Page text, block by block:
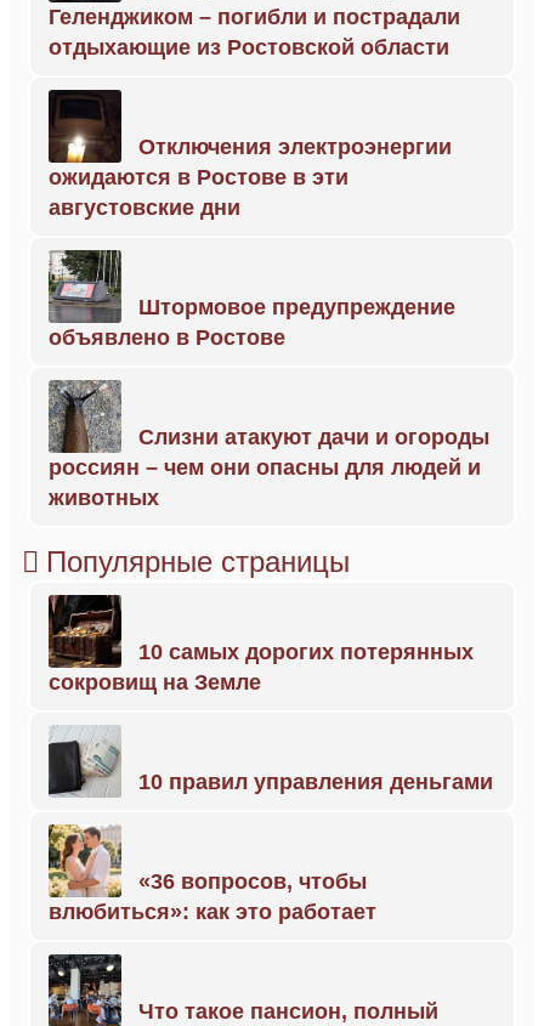
Геленджиком – погибли и пострадали
отдыхающие из Ростовской области
Отключения электроэнергии
ожидаются в Ростове в эти
августовские дни
Штормовое предупреждение
объявлено в Ростове
Слизни атакуют дачи и огороды
россиян – чем они опасны для людей и
животных
Популярные страницы
10 самых дорогих потерянных
сокровищ на Земле
10 правил управления деньгами
«36 вопросов, чтобы
влюбиться»: как это работает
Что такое пансион, полный